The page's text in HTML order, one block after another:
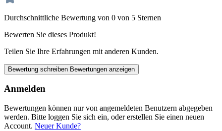
Durchschnittliche Bewertung von 0 von 5 Sternen
Bewerten Sie dieses Produkt!
Teilen Sie Ihre Erfahrungen mit anderen Kunden.
Bewertung schreiben Bewertungen anzeigen
Anmelden
Bewertungen können nur von angemeldeten Benutzern abgegeben
werden. Bitte loggen Sie sich ein, oder erstellen Sie einen neuen
Account. Neuer Kunde?